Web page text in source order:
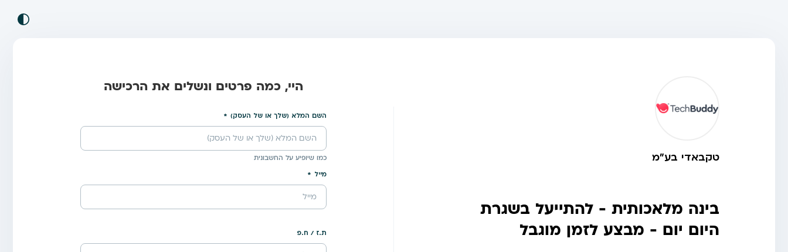
טקבאדי בע"מ
בינה מלאכותית - להתייעל בשגרת
היום יום - מבצע לזמן מוגבל
היי, כמה פרטים ונשלים את הרכישה
השם המלא (שלך או של העסק)
כמו שיופיע על החשבונית
מייל
ת.ז / ח.פ